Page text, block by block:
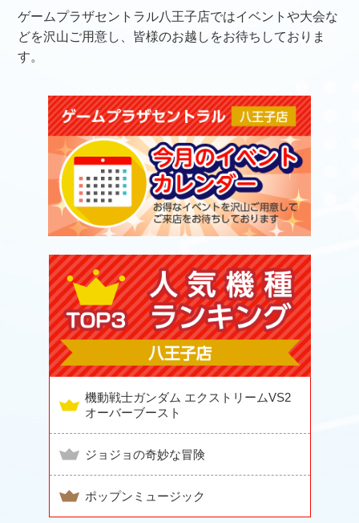
ゲームプラザセントラル八王子店ではイベントや大会な
どを沢山ご用意し、皆様のお越しをお待ちしておりま
す。
機動戦士ガンダム エクストリームVS2
オーバーブースト
ジョジョの奇妙な冒険
ポップンミュージック